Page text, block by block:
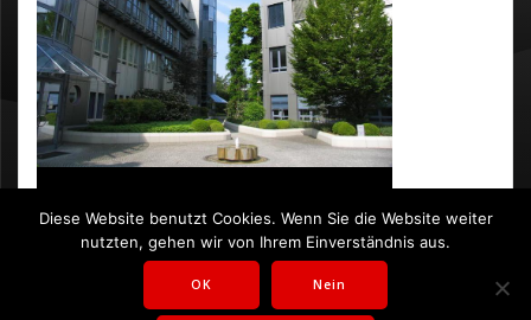
info@sbh.de
07243 5230 60
Diese Website benutzt Cookies. Wenn Sie die Website weiter
nutzten, gehen wir von Ihrem Einverständnis aus.
OK Nein